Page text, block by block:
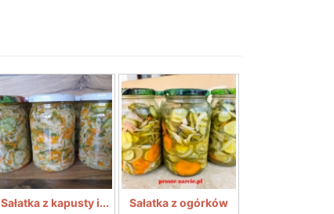
Sałatka z kapusty i...
Sałatka z ogórków